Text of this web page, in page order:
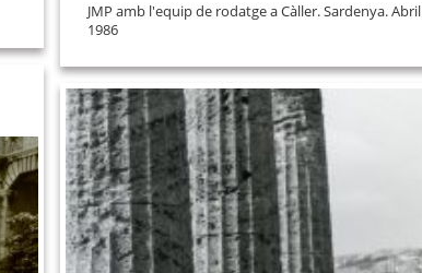
JMP amb l'equip de rodatge a Càller. Sardenya. Abril
1986